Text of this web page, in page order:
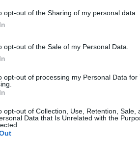
opt-out of the Sharing of my personal data.
opt-out of the Sale of my Personal Data.
opt-out of processing my Personal Data for
opt-out of Collection, Use, Retention, Sale,
Data that Is Unrelated with the
Animazione Leggera (0.33 Mb)
18 Ottobre 2025 alle ore 20:21